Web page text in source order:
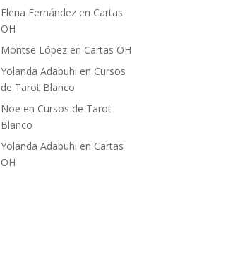
Elena Fernández en Cartas
OH
Montse López en Cartas OH
Yolanda Adabuhi en Cursos
de Tarot Blanco
Noe en Cursos de Tarot
Blanco
Yolanda Adabuhi en Cartas
OH